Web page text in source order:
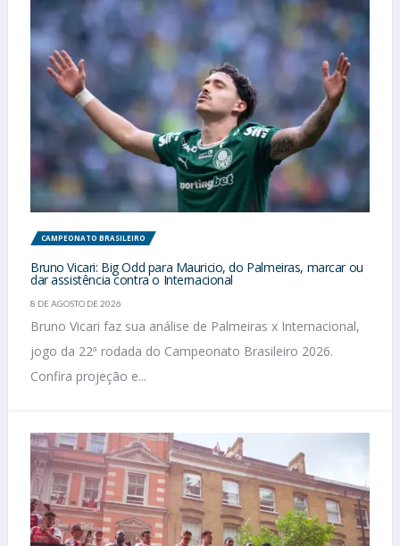
CAMPEONATO BRASILEIRO
Bruno Vicari: Big Odd para Mauricio, do Palmeiras, marcar ou
dar assistência contra o Internacional
8 DE AGOSTO DE 2026
Bruno Vicari faz sua análise de Palmeiras x Internacional,
jogo da 22ª rodada do Campeonato Brasileiro 2026.
Confira projeção e...